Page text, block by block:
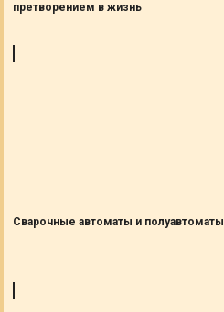
претворением в жизнь
Сварочные автоматы и полуавтоматы